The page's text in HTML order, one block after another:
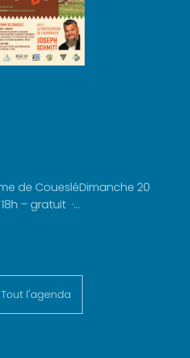
de CouesléDimanche 20
– gratuit ·...
Tout l'agenda